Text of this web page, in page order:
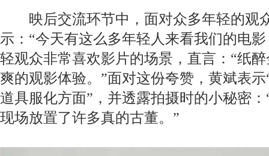
映后交流环节中，面对众多年轻的观
示：“今天有这么多年轻人来看我们的电
轻观众非常喜欢影片的场景，直言：“纸
爽的观影体验。”面对这份夸赞，黄斌表
道具服化方面”，并透露拍摄时的小秘密
现场放置了许多真的古董。”